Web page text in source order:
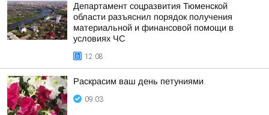
Департамент соцразвития Тюменской
области разъяснил порядок получения
материальной и финансовой помощи в
условиях ЧС
12:08
Раскрасим ваш день петуниями
09:03